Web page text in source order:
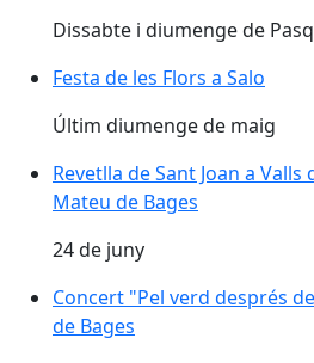
Dissabte i diumenge de
Festa de les Flors a Salo
Últim diumenge de maig
Revetlla de Sant Joan a
Mateu de Bages
24 de juny
Concert "Pel verd després
de Bages